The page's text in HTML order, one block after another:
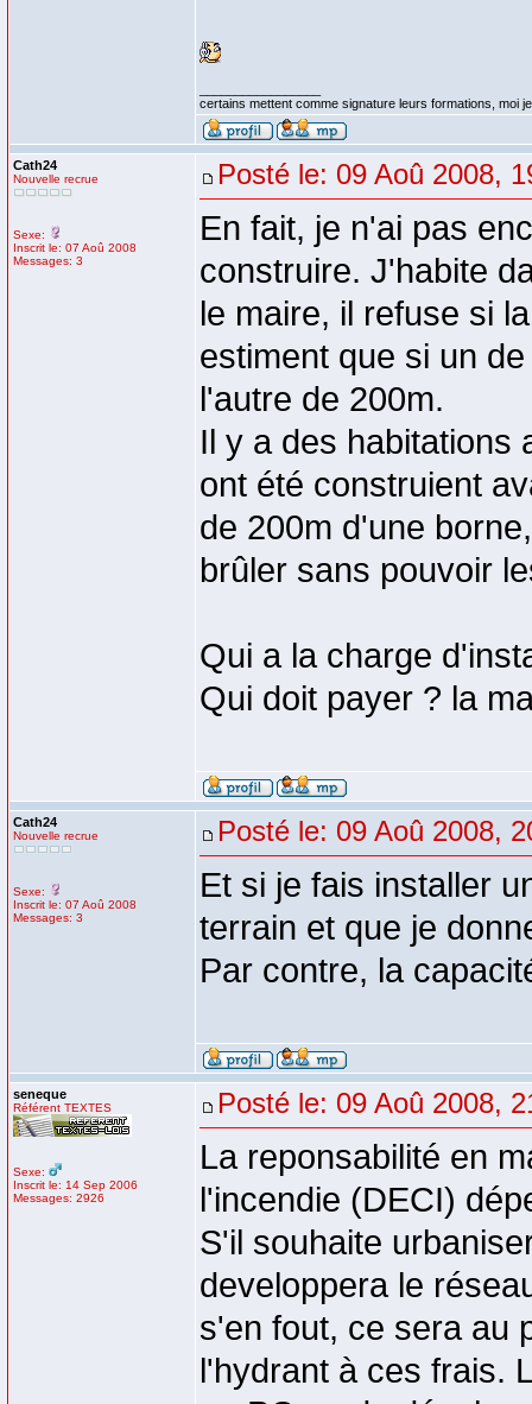
certains mettent comme signature leurs formations, moi
Cath24
Nouvelle recrue
Sexe:
Inscrit le: 07 Aoû 2008
Messages: 3
Posté le: 09 Aoû 2008,
En fait, je n'ai pas
construire. J'habite
le maire, il refuse si
estiment que si un
l'autre de 200m.
Il y a des habitations
ont été construient
de 200m d'une
brûler sans pouvoir
Qui a la charge
Qui doit payer ? la
Cath24
Nouvelle recrue
Sexe:
Inscrit le: 07 Aoû 2008
Messages: 3
Posté le: 09 Aoû 2008,
Et si je fais installer
terrain et que je
Par contre, la
seneque
Référent TEXTES
Sexe:
Inscrit le: 14 Sep 2006
Messages: 2926
Posté le: 09 Aoû 2008,
La reponsabilité en
l'incendie (DECI)
S'il souhaite
developpera le
s'en fout, ce sera au
l'hydrant à ces frais.